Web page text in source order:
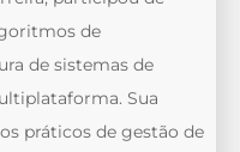
de
de sistemas de
Sua
práticos de gestão de